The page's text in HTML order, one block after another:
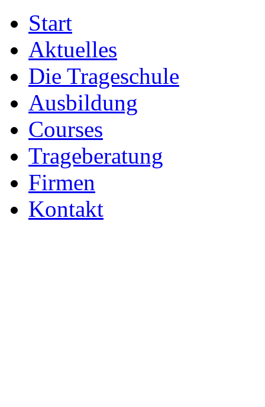
Start
Aktuelles
Die Trageschule
Ausbildung
Courses
Trageberatung
Firmen
Kontakt